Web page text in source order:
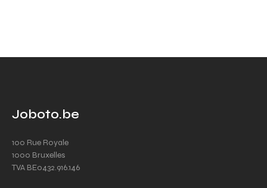
Joboto.be
100 Rue Royale
1000 Bruxelles
TVA BE0432.916.146